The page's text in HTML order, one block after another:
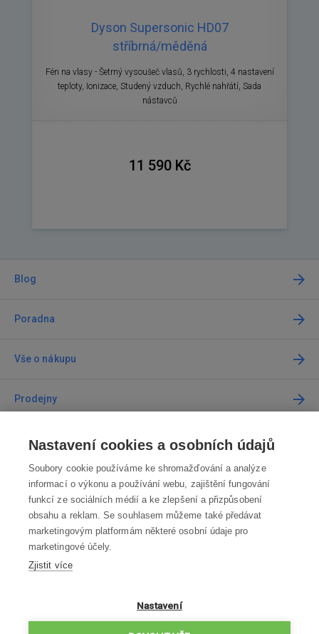
Dyson Supersonic HD07
stříbrná/měděná
Fén na vlasy - Šetrný vysoušeč vlasů, 3 rychlosti, 4 nastavení
teploty, Ionizace, Studený vzduch, Rychlé nahřátí, Sada
nástavců
11 590 Kč
Blog
Poradna
Vše o nákupu
Prodejny
Kontakt
Kontaktujte nás
info@robotworld.cz
220 770 770 Po-Pá 8:00—16:00
VŠECHNY KONTAKTY
Nastavení cookies a osobních údajů
Soubory cookie používáme ke shromažďování a analýze
informací o výkonu a používání webu, zajištění fungování
funkcí ze sociálních médií a ke zlepšení a přizpůsobení
obsahu a reklam. Se souhlasem můžeme také předávat
marketingovým platformám některé osobní údaje pro
marketingové účely.
Zjistit více
Nastavení